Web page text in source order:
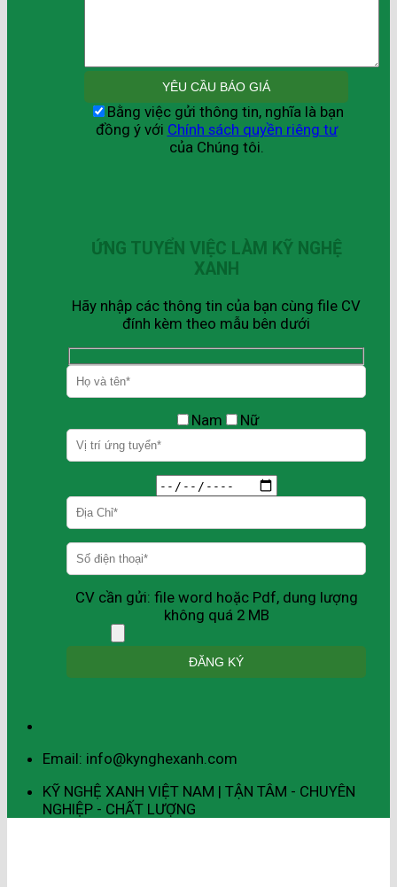
Bằng việc gửi thông tin, nghĩa là bạn
đồng ý với Chính sách quyền riêng tư
của Chúng tôi.
ỨNG TUYỂN VIỆC LÀM KỸ NGHỆ
XANH
Hãy nhập các thông tin của bạn cùng file CV
đính kèm theo mẫu bên dưới
Nam Nữ
CV cần gửi: file word hoặc Pdf, dung lượng
không quá 2 MB
Email: info@kynghexanh.com
KỸ NGHỆ XANH VIỆT NAM | TẬN TÂM - CHUYÊN
NGHIỆP - CHẤT LƯỢNG